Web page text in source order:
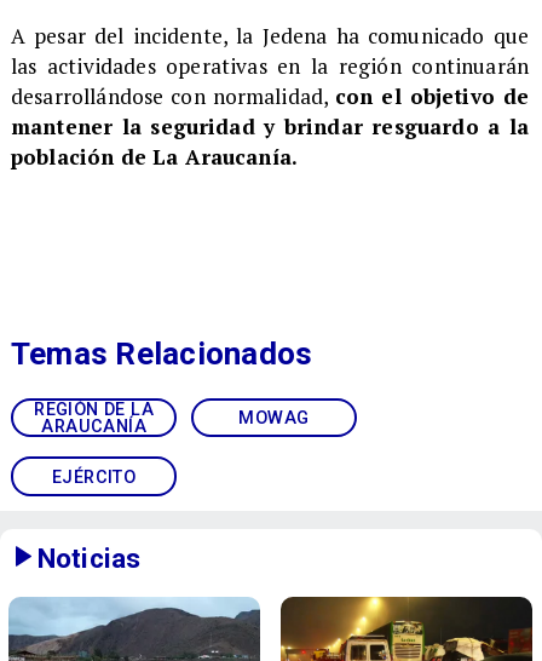
A pesar del incidente, la Jedena ha comunicado que
las actividades operativas en la región continuarán
desarrollándose con normalidad, con el objetivo de
mantener la seguridad y brindar resguardo a la
población de La Araucanía.
REGIÓN DE LA
ARAUCANÍA
MOWAG
EJÉRCITO
Temas Relacionados
Noticias